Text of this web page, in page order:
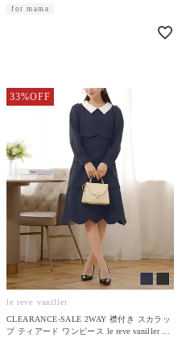
for mama
33%OFF
le reve vaniller
CLEARANCE-SALE 2WAY 襟付き スカラッ
プ ティアード ワンピース le reve vaniller 全